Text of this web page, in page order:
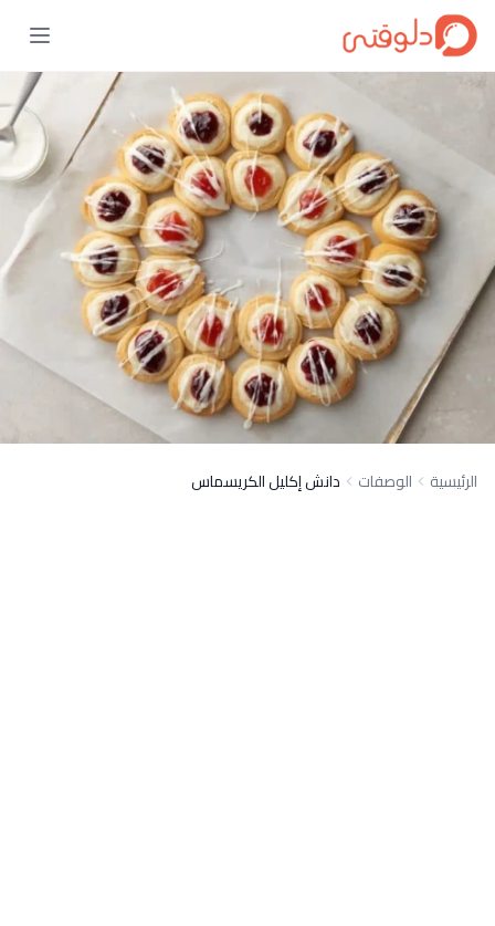
الرئيسية الوصفات دانش إكليل الكريسماس